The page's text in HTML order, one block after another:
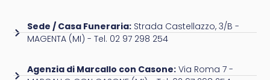
Sede / Casa Funeraria:Strada Castellazzo, 3/B -
MAGENTA (MI) - Tel. 02 97 298 254
Agenzia di Marcallo con Casone:Via Roma 7 -